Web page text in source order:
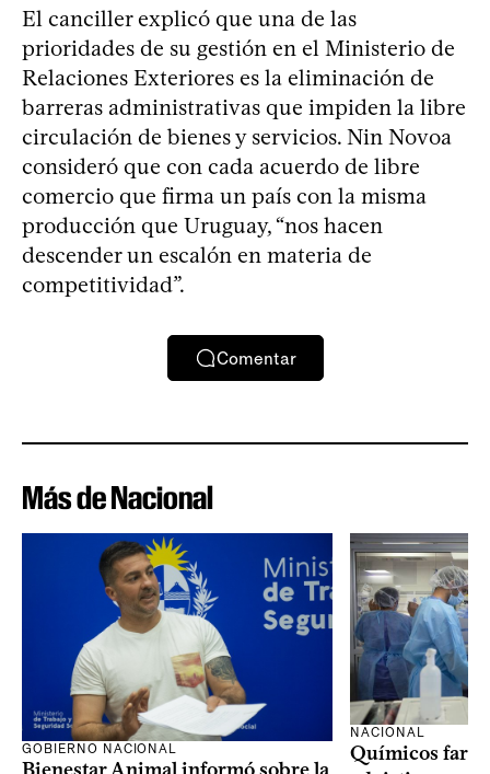
El canciller explicó que una de las
prioridades de su gestión en el Ministerio de
Relaciones Exteriores es la eliminación de
barreras administrativas que impiden la libre
circulación de bienes y servicios. Nin Novoa
consideró que con cada acuerdo de libre
comercio que firma un país con la misma
producción que Uruguay, “nos hacen
descender un escalón en materia de
competitividad”.
Comentar
Más de Nacional
GOBIERNO NACIONAL
NACIONAL
Químicos